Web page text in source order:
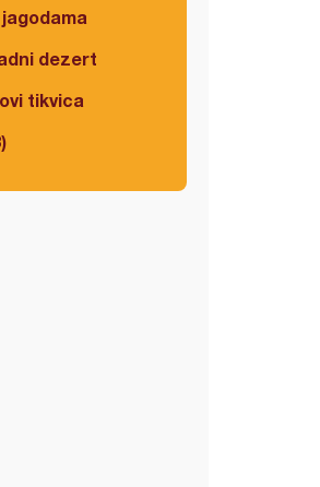
dezert
tikvica